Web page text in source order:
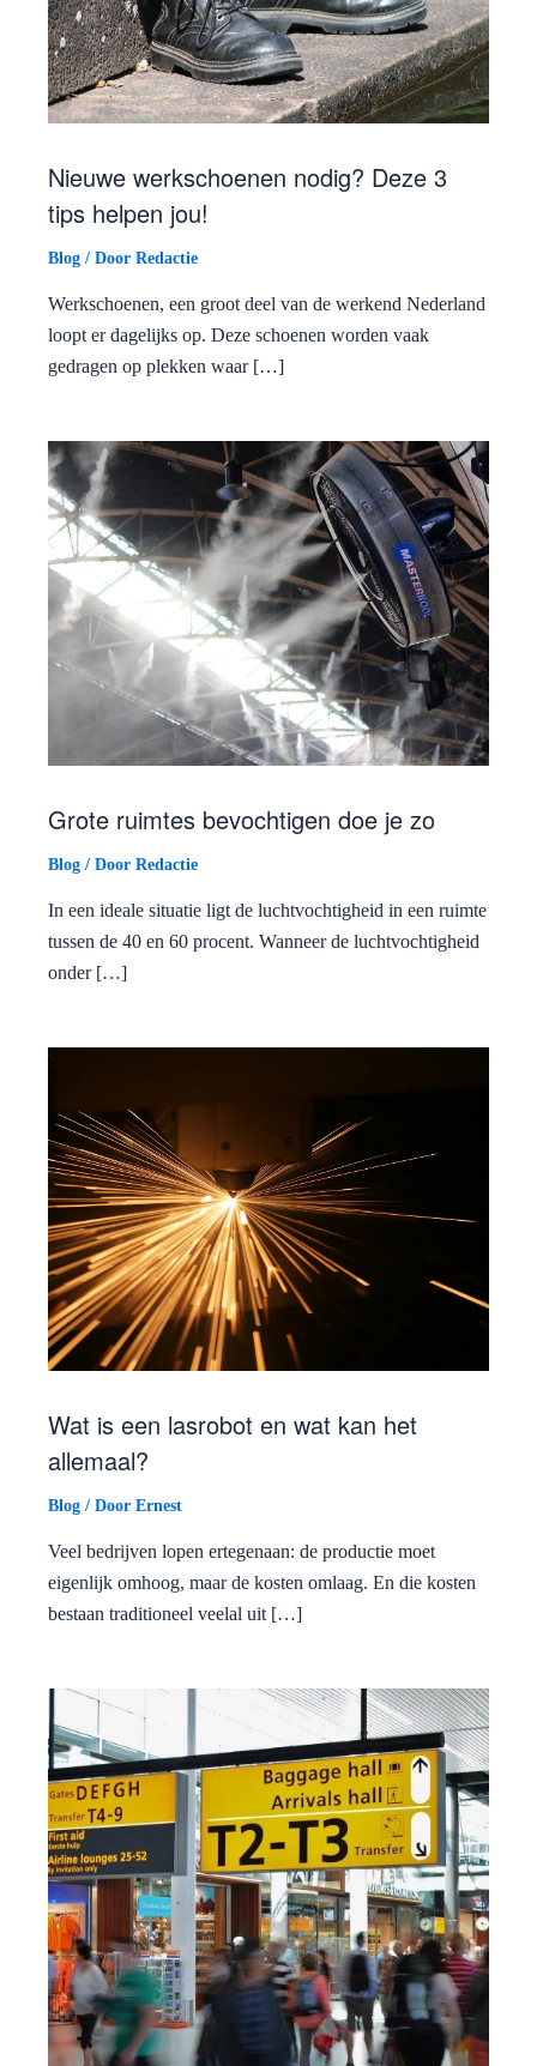
Nieuwe werkschoenen nodig? Deze 3
tips helpen jou!
Blog / Door Redactie
Werkschoenen, een groot deel van de werkend Nederland
loopt er dagelijks op. Deze schoenen worden vaak
gedragen op plekken waar […]
Grote ruimtes bevochtigen doe je zo
Blog / Door Redactie
In een ideale situatie ligt de luchtvochtigheid in een ruimte
tussen de 40 en 60 procent. Wanneer de luchtvochtigheid
onder […]
Wat is een lasrobot en wat kan het
allemaal?
Blog / Door Ernest
Veel bedrijven lopen ertegenaan: de productie moet
eigenlijk omhoog, maar de kosten omlaag. En die kosten
bestaan traditioneel veelal uit […]